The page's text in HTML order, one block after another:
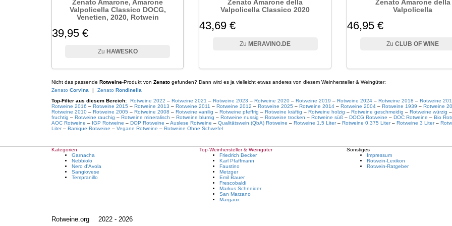
Zenato Amarone, Amarone
Valpolicella Classico DOCG,
Venetien, 2020, Rotwein
39,95 €
HAWESKO
Zenato Amarone della
Valpolicella Classico 2020
43,69 €
MERAVINO.DE
Zenato Amarone della
Valpolicella
46,95 €
CLUB OF WINE
Nicht das passende Rotweine-Produkt von Zenato gefunden? Dann wird es ja vielleicht etwas anderes von diesem Weinhersteller & Weingüter:
Zenato Corvina | Zenato Rondinella
Top-Filter aus diesem Bereich:
Rotweine 2022 – Rotweine 2021 – Rotweine 2023 – Rotweine 2020 – Rotweine 2019 – Rotweine 2024 – Rotweine 2018 – Rotweine
Rotweine 2016 – Rotweine 2015 – Rotweine 2013 – Rotweine 2011 – Rotweine 2012 – Rotweine 2025 – Rotweine 2014 – Rotweine 2004 – Rotweine 1939 – Rotweine
Rotweine 2010 – Rotweine 2005 – Rotweine 2008 – Rotweine vanilig – Rotweine pfeffrig – Rotweine kräftig – Rotweine holzig – Rotweine geschmeidig – Rotweine würzig –
fruchtig – Rotweine rauchig – Rotweine mineralisch – Rotweine blumig – Rotweine nussig – Rotweine trocken – Rotweine süß – DOCG Rotweine – DOC Rotweine – Bio
AOC Rotweine – IGP Rotweine – DOP Rotweine –Auslese Rotweine – Qualitätswein (QbA) Rotweine – Rotweine 1,5 Liter– Rotweine 0,375 Liter– Rotweine 3 Liter–
Liter– Barrique Rotweine – Vegane Rotweine – Rotweine Ohne Schwefel
Kategorien
Garnacha
Nebbiolo
Nero d'Avola
Sangiovese
Tempranillo
Top-Weinhersteller & Weingüter
Friedrich Becker
Karl Pfaffmann
Faustino
Metzger
Emil Bauer
Frescobaldi
Markus Schneider
San Marzano
Margaux
Sonstiges
Impressum
Rotwein-Lexikon
Rotwein-Ratgeber
Rotweine.org 2022 - 2026